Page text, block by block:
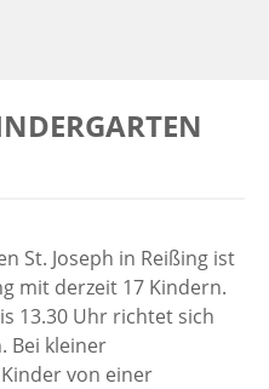
St. Joseph in Reißing ist
mit derzeit 17 Kindern.
13.30 Uhr richtet sich
Bei kleiner
von einer